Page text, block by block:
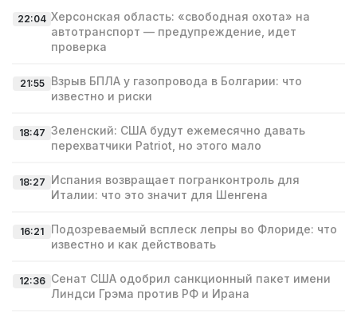
22:04 Херсонская область: «свободная охота» на
автотранспорт — предупреждение, идет
проверка
21:55
Взрыв БПЛА у газопровода в Болгарии: что
известно и риски
18:47 Зеленский: США будут ежемесячно давать
перехватчики Patriot, но этого мало
18:27 Испания возвращает погранконтроль для
Италии: что это значит для Шенгена
16:21
Подозреваемый всплеск лепры во Флориде: что
известно и как действовать
12:36 Сенат США одобрил санкционный пакет имени
Линдси Грэма против РФ и Ирана